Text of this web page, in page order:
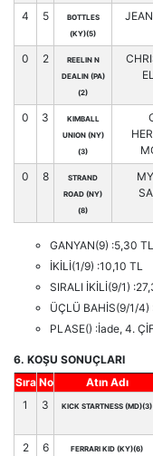
4 5
BOTTLES
(KY)(5)
0 2
REELIN N
DEALIN (PA)
(2)
0 3
KIMBALL
UNION (NY)
(3)
0 8
STRAND
ROAD (NY)
(8)
GANYAN(9) :5,30 TL
İKİLİ(1/9) :10,10 TL
SIRALI İKİLİ(9/1)
ÜÇLÜ BAHİS(9/1/
PLASE() :İade, 4.
6. KOŞU SONUÇLARI
Sıra No Atın Adı
1
3 KICK STARTNESS (MD)(3)
2 6 FERRARI KID (KY)(6)